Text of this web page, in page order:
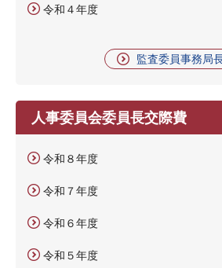
令和４年度
監査委員事務局
人事委員会委員長交際費
令和８年度
令和７年度
令和６年度
令和５年度